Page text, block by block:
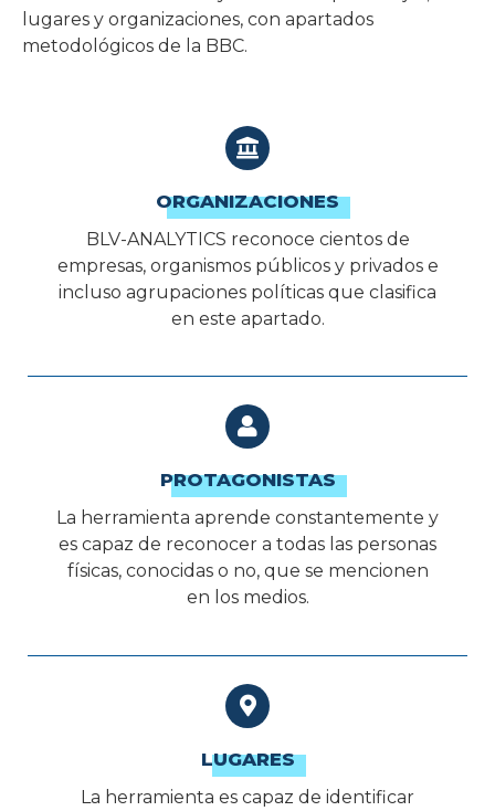
lugares y organizaciones, con apartados
metodológicos de la BBC.
ORGANIZACIONES
BLV-ANALYTICS reconoce cientos de
empresas, organismos públicos y privados e
incluso agrupaciones políticas que clasifica
en este apartado.
PROTAGONISTAS
La herramienta aprende constantemente y
es capaz de reconocer a todas las personas
físicas, conocidas o no, que se mencionen
en los medios.
LUGARES
La herramienta es capaz de identificar